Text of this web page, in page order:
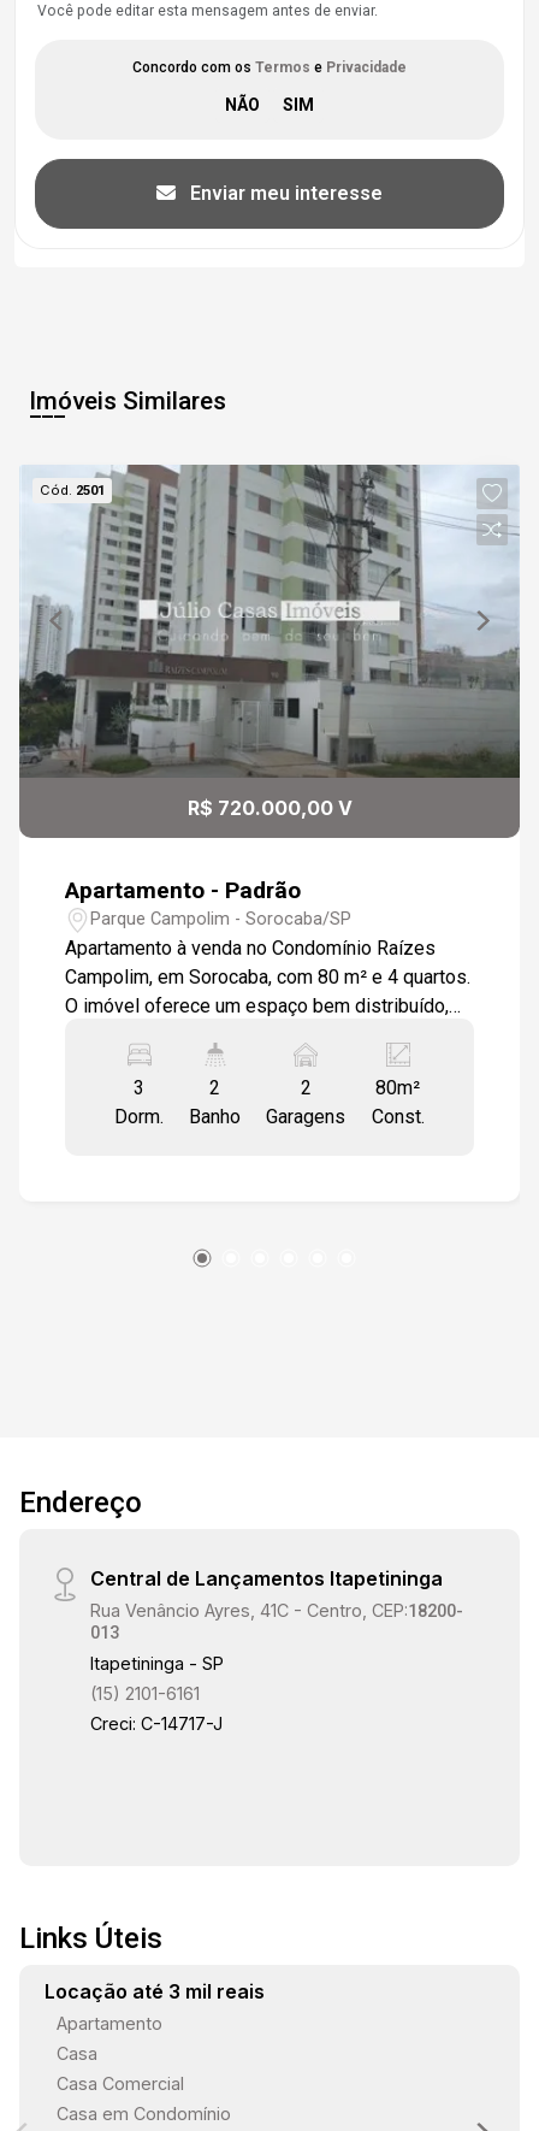
Você pode editar esta mensagem antes de enviar.
Concordo com os Termos e Privacidade
Enviar meu interesse
Imóveis Similares
Cód. 2501
R$ 720.000,00 V
Apartamento - Padrão
Parque Campolim - Sorocaba/SP
Apartamento à venda no Condomínio Raízes
Campolim, em Sorocaba, com 80 m² e 4 quartos.
O imóvel oferece um espaço bem distribuído,
é excelente, em um dos bairros mais
valorizados da cidade, com fácil acesso a uma
variedade de serviços e comodidades. O
é conhecido por sua infraestrutura de alta
Branco. Uma excelente oportunidade para quem
busca conforto e praticidade em uma
para te atender. Gostaria saber mais
informações deste imóvel ou agendar uma
visita?
3
Dorm.
2
Banho
2
Garagens
80m²
Const.
Endereço
Central de Lançamentos Itapetininga
Rua Venâncio Ayres, 41C - Centro, CEP:18200-
013
Itapetininga - SP
(15) 2101-6161
Creci: C-14717-J
Links Úteis
Locação até 3 mil reais
Apartamento
Casa
Casa Comercial
Casa em Condomínio